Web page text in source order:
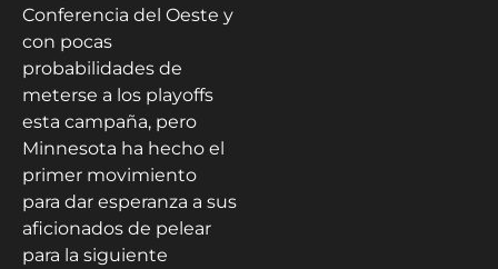
Conferencia del Oeste y
con pocas
probabilidades de
meterse a los playoffs
esta campaña, pero
Minnesota ha hecho el
primer movimiento
para dar esperanza a sus
aficionados de pelear
para la siguiente